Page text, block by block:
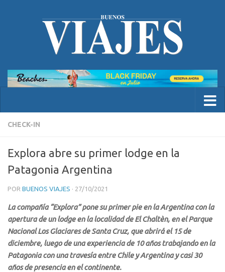
CHECK-IN
Explora abre su primer lodge en la
Patagonia Argentina
POR BUENOS VIAJES · 27/10/2021
La compañía “Explora” pone su primer pie en la Argentina con la
apertura de un lodge en la localidad de El Chaltèn, en el Parque
Nacional Los Glaciares de Santa Cruz, que abrirá el 15 de
diciembre, luego de una experiencia de 10 años trabajando en la
Patagonia con una travesía entre Chile y Argentina y casi 30
años de presencia en el continente.